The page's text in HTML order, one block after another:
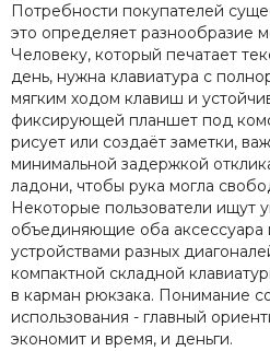
Потребности покупателей
это определяет разнообразие
Человеку, который печатает
день, нужна клавиатура с
мягким ходом клавиш и
фиксирующей планшет под
рисует или создаёт заметки,
минимальной задержкой
ладони, чтобы рука могла
Некоторые пользователи ищут
объединяющие оба аксессуара
устройствами разных
компактной складной
в карман рюкзака. Понимание
использования - главный
экономит и время, и деньги.